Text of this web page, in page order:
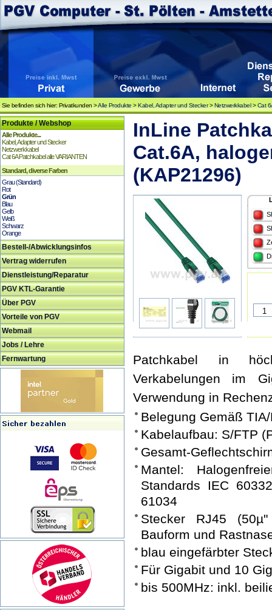
Sie befinden sich hier: Privatkunden >Alle Produkte >Kabel, Adapter und Stecker>Netzwerkkabel>Cat
Produkte / Webshop
Alle Produkte...
Kabel, Adapter und Stecker
Netzwerkkabel
Cat 6A Patchkabel alle VARIANTEN
Standard, diverse Farben
Grau (Standard)
Rot
Grün
Blau
Gelb
Weiß
Schwarz
Orange
Bestell-/Abwicklungsinfos
Vertrag widerrufen
Dienstleistung/Reparatur
PGV KTL-Garantie
Über PGV
Vorteile von PGV
Webmail
Jobs / Lehre
Fernwartung
InLine
Cat.6A,
(KAP21296)
Patchkabel in
Verkabelungen im
Verwendung in
Belegung Gemäß
Kabelaufbau: S/FTP
Gesamt-
Mantel:
Standards IEC
61034
Stecker RJ45
Bauform und
blau eingefärbter
Für Gigabit und 10
bis 500MHz: inkl.